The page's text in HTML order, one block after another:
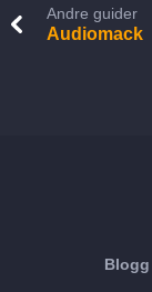
Andre guider
Audiomack
Blogg